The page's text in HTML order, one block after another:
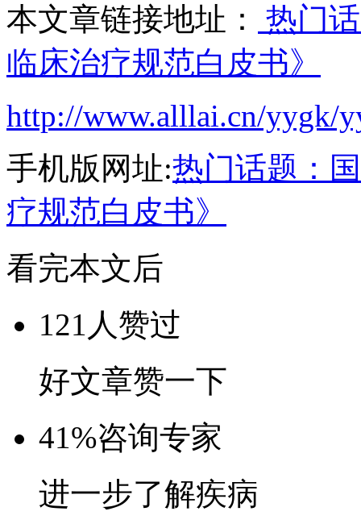
本文章链接地址：
热门
临床治疗规范白皮书》
http://www.alllai.cn/yygk/
手机版网址:热门话题：
疗规范白皮书》
看完本文后
121 人赞过
好文章赞一下
41%咨询专家
进一步了解疾病